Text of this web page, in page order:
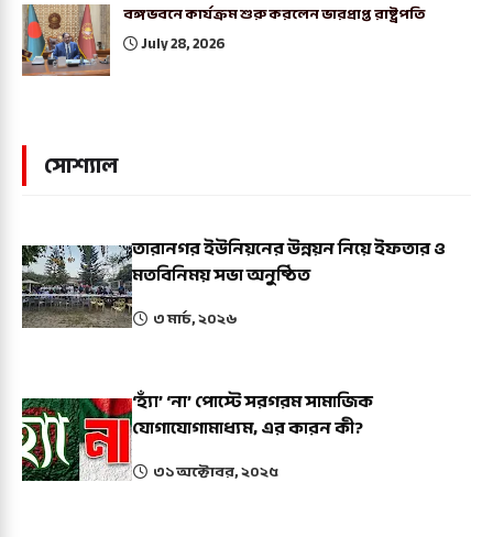
বঙ্গভবনে কার্যক্রম শুরু করলেন ভারপ্রাপ্ত রাষ্ট্রপতি
July 28, 2026
সোশ্যাল
তারানগর ইউনিয়নের উন্নয়ন নিয়ে ইফতার ও
মতবিনিময় সভা অনুষ্ঠিত
৩ মার্চ, ২০২৬
‘হ্যাঁ’ ‘না’ পোস্টে সরগরম সামাজিক
যোগাযোগামাধ্যম, এর কারন কী?
৩১ অক্টোবর, ২০২৫